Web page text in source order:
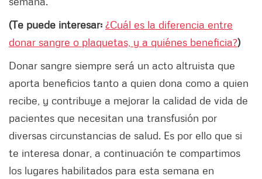
(Te puede interesar: ¿Cuál es la diferencia entre
donar sangre o plaquetas, y a quiénes beneficia?)
Donar sangre siempre será un acto altruista que
aporta beneficios tanto a quien dona como a quien
recibe, y contribuye a mejorar la calidad de vida de
pacientes que necesitan una transfusión por
diversas circunstancias de salud. Es por ello que si
te interesa donar, a continuación te compartimos
los lugares habilitados para esta semana en